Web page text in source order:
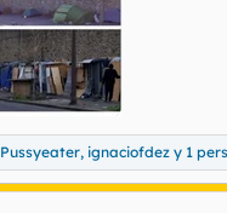
Pussyeater, ignaciofdez y 1